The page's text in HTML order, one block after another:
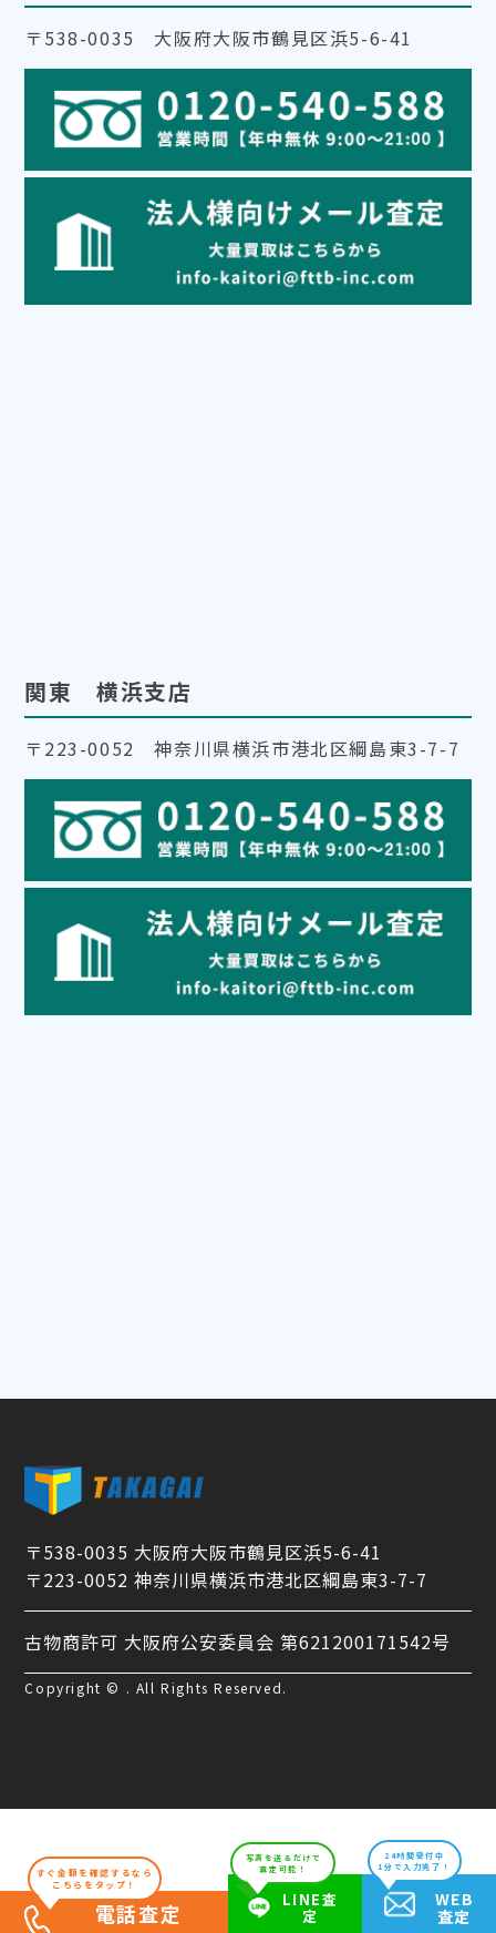
〒538-0035 大阪府大阪市鶴見区浜5-6-41
関東 横浜支店
〒223-0052 神奈川県横浜市港北区綱島東3-7-7
〒538-0035 大阪府大阪市鶴見区浜5-6-41
〒223-0052 神奈川県横浜市港北区綱島東3-7-7
古物商許可 大阪府公安委員会 第621200171542号
Copyright © . All Rights Reserved.
すぐ金額を確認するなら
こちらをタップ！
電話査定
写真を送るだけで
査定可能！
LINE査
定
24時間受付中
1分で入力完了！
WEB
査定